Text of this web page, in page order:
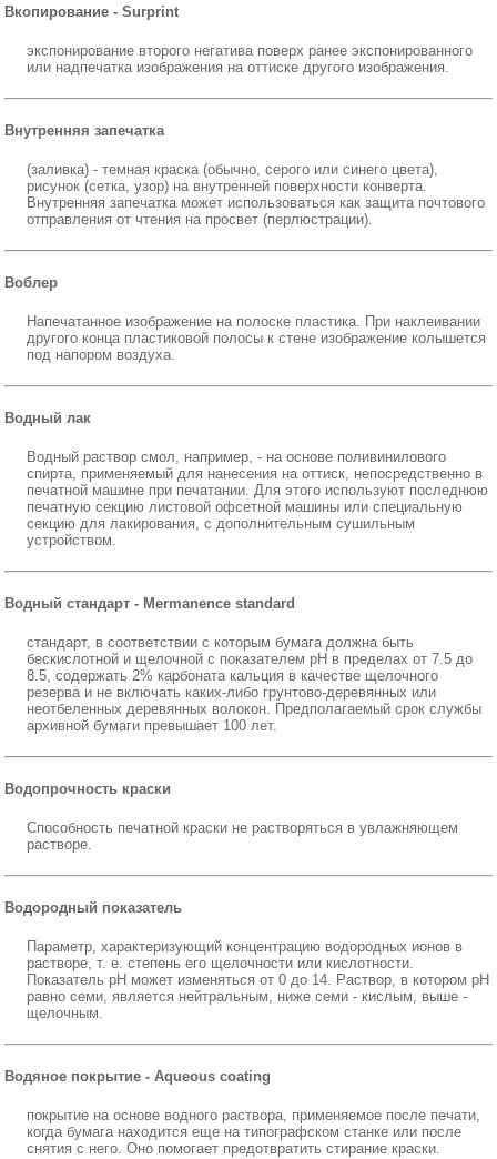
Вкопирование - Surprint
экспонирование второго негатива поверх ранее экспонированного
или надпечатка изображения на оттиске другого изображения.
Внутренняя запечатка
(заливка) - темная краска (обычно, серого или синего цвета),
рисунок (сетка, узор) на внутренней поверхности конверта.
Внутренняя запечатка может использоваться как защита почтового
отправления от чтения на просвет (перлюстрации).
Воблер
Напечатанное изображение на полоске пластика. При наклеивании
другого конца пластиковой полосы к стене изображение колышется
под напором воздуха.
Водный лак
Водный раствор смол, например, - на основе поливинилового
спирта, применяемый для нанесения на оттиск, непосредственно в
печатной машине при печатании. Для этого используют последнюю
печатную секцию листовой офсетной машины или специальную
секцию для лакирования, с дополнительным сушильным
устройством.
Водный стандарт - Mermanence standard
стандарт, в соответствии с которым бумага должна быть
бескислотной и щелочной с показателем рН в пределах от 7.5 до
8.5, содержать 2% карбоната кальция в качестве щелочного
резерва и не включать каких-либо грунтово-деревянных или
неотбеленных деревянных волокон. Предполагаемый срок службы
архивной бумаги превышает 100 лет.
Водопрочность краски
Способность печатной краски не растворяться в увлажняющем
растворе.
Водородный показатель
Параметр, характеризующий концентрацию водородных ионов в
растворе, т. е. степень его щелочности или кислотности.
Показатель рН может изменяться от 0 до 14. Раствор, в котором рН
равно семи, является нейтральным, ниже семи - кислым, выше -
щелочным.
Водяное покрытие - Aqueous coating
покрытие на основе водного раствора, применяемое после печати,
когда бумага находится еще на типографском станке или после
снятия с него. Оно помогает предотвратить стирание краски.